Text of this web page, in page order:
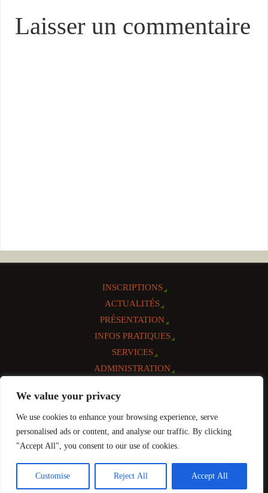
We value your privacy
We use cookies to enhance your browsing experience, serve
personalised ads or content, and analyse our traffic. By clicking
"Accept All", you consent to our use of cookies.
Customise Reject All Accept All
Laisser un commentaire
INSCRIPTIONS
ACTUALITÉS
PRÉSENTATION
INFOS PRATIQUES
SERVICES
ADMINISTRATION
CONTACT
Réalisation et mise à jour: